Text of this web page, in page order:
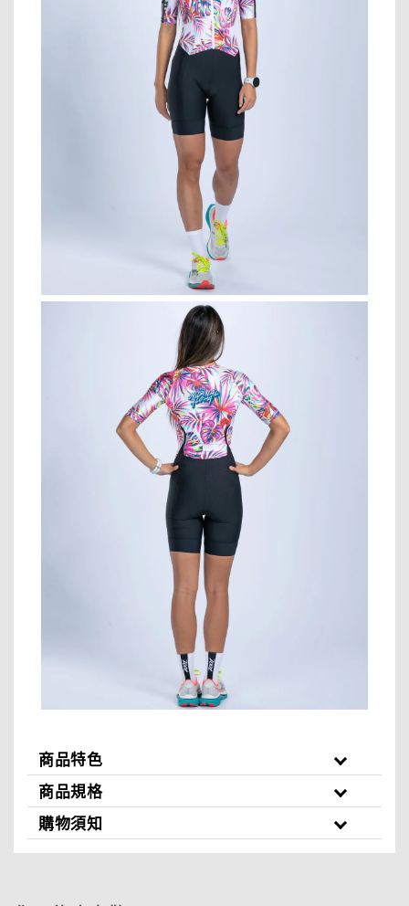
商品特色
商品規格
購物須知